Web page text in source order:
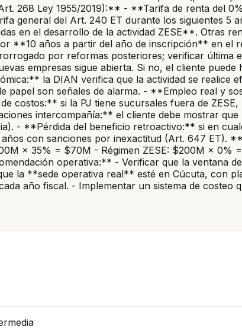
268 Ley 1955/2019):** - **Tarifa de renta del
general del Art. 240 ET durante los siguientes 5
en el desarrollo de la actividad ZESE**. Otras
**10 años a partir del año de inscripción** en el
por reformas posteriores; verificar última
empresas sigue abierta. Si no, el cliente
la DIAN verifica que la actividad se realice
papel son señales de alarma. - **Empleo real y
costos:** si la PJ tiene sucursales fuera de
intercompañía:** el cliente debe mostrar
- **Pérdida del beneficio retroactivo:** si en
años con sanciones por inexactitud (Art. 647
× 35% = $70M - Régimen ZESE: $200M ×
operativa:** - Verificar que la ventana
la **sede operativa real** esté en Cúcuta, con
año fiscal. - Implementar un sistema de costeo